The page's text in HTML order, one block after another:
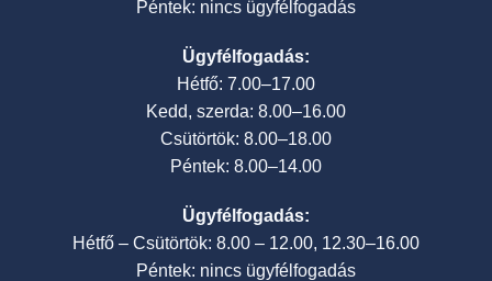
Péntek: nincs ügyfélfogadás
Ügyfélfogadás:
Hétfő: 7.00–17.00
Kedd, szerda: 8.00–16.00
Csütörtök: 8.00–18.00
Péntek: 8.00–14.00
Ügyfélfogadás:
Hétfő – Csütörtök: 8.00 – 12.00, 12.30–16.00
Péntek: nincs ügyfélfogadás